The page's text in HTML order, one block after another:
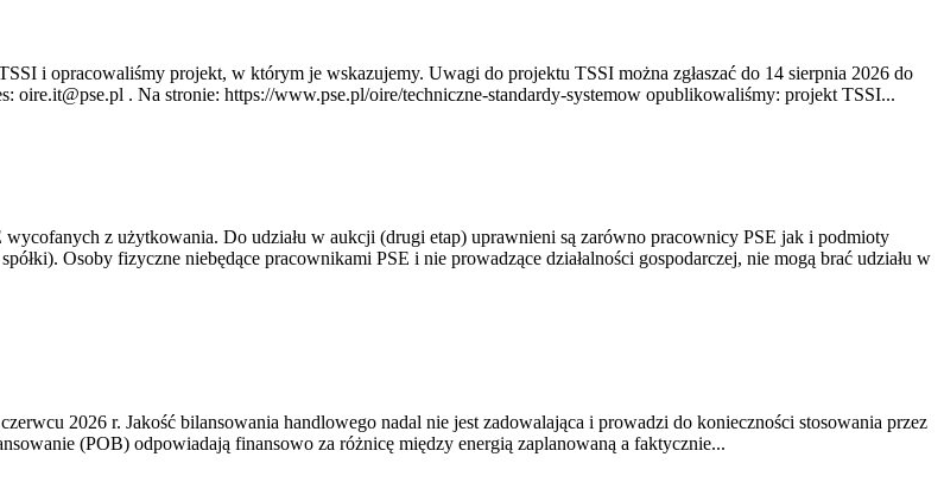
i opracowaliśmy projekt, w którym je wskazujemy. Uwagi do projektu TSSI można zgłaszać do 14 sierpnia 2026 do
oire.it@pse.pl . Na stronie: https://www.pse.pl/oire/techniczne-standardy-systemow opublikowaliśmy: projekt TSSI...
z użytkowania. Do udziału w aukcji (drugi etap) uprawnieni są zarówno pracownicy PSE jak i podmioty
Osoby fizyczne niebędące pracownikami PSE i nie prowadzące działalności gospodarczej, nie mogą brać udziału w
2026 r. Jakość bilansowania handlowego nadal nie jest zadowalająca i prowadzi do konieczności stosowania przez
(POB) odpowiadają finansowo za różnicę między energią zaplanowaną a faktycznie...